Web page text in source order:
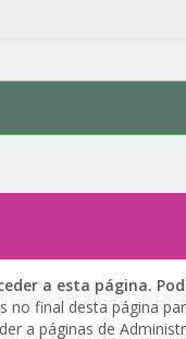
a esta página.
no final desta página
a páginas de